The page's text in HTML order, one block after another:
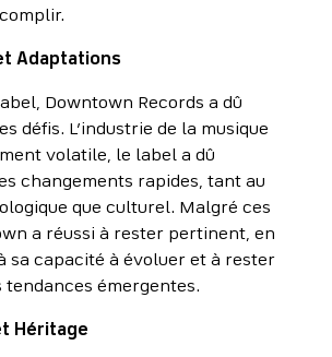
Adaptations
Downtown Records a dû
défis. L’industrie de la musique
volatile, le label a dû
changements rapides, tant au
que culturel. Malgré ces
a réussi à rester pertinent, en
sa capacité à évoluer et à rester
tendances émergentes.
Héritage